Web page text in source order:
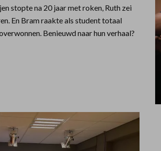
stopte na 20 jaar met roken, Ruth zei
En Bram raakte als student totaal
Benieuwd naar hun verhaal?